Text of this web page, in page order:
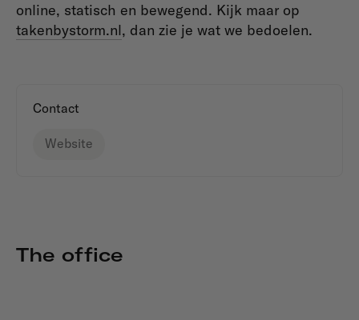
online, statisch en bewegend. Kijk maar op
takenbystorm.nl, dan zie je wat we bedoelen.
Contact
Website
The office